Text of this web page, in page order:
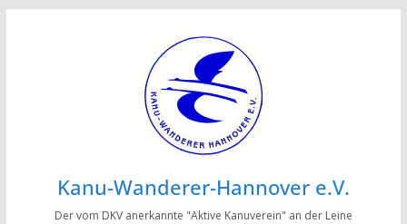
Kanu-Wanderer-Hannover e.V.
Der vom DKV anerkannte "Aktive Kanuverein" an der Leine